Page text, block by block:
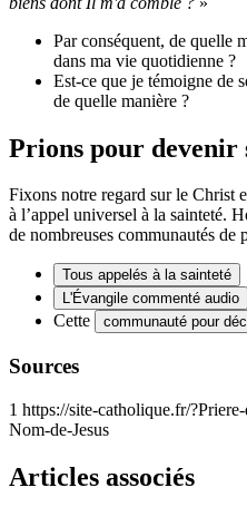
Par conséquent, de quelle
dans ma vie quotidienne ?
Est-ce que je témoigne de
de quelle manière ?
Prions pour devenir
Fixons notre regard sur le Christ
à l’appel universel à la sainteté.
de nombreuses communautés de
Tous appelés à la sainteté
L'Évangile commenté audio
Cette communauté pour
Sources
1 https://site-catholique.fr/
Nom-de-Jesus
Articles associés